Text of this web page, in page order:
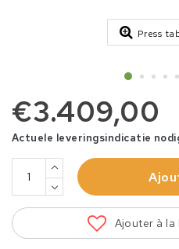
Press
€3.409,00
Actuele leveringsindicatie
Ajouter à la